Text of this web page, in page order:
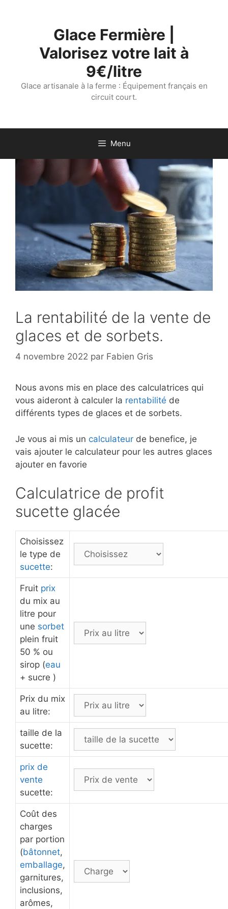
Glace Fermière |
Valorisez votre lait à
9€/litre
Glace artisanale à la ferme : Équipement français en
circuit court.
Menu
La rentabilité de la vente de
glaces et de sorbets.
4 novembre 2022 par Fabien Gris
Nous avons mis en place des calculatrices qui
vous aideront à calculer la rentabilité de
différents types de glaces et de sorbets.
Je vous ai mis un calculateur de benefice, je
vais ajouter le calculateur pour les autres glaces
ajouter en favorie
Calculatrice de profit
sucette glacée
Choisissez
le type de
sucette:
Fruit prix
du mix au
litre pour
une sorbet
plein fruit
50 % ou
sirop (eau
+ sucre )
Prix du mix
au litre:
taille de la
sucette:
prix de
vente
sucette:
Coût des
charges
par portion
(bâtonnet,
emballage,
garnitures,
inclusions,
arômes,